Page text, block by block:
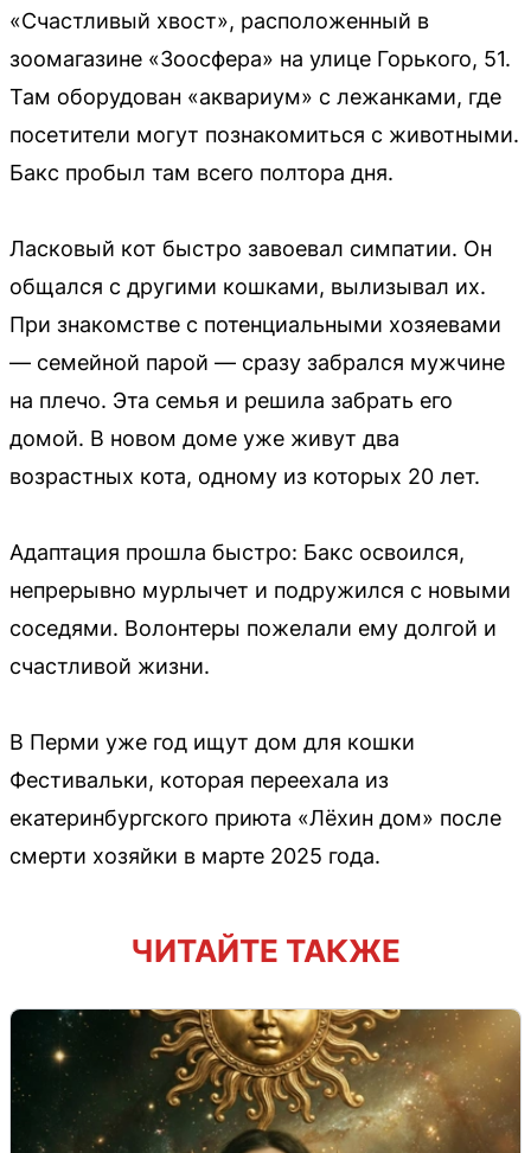
«Счастливый хвост», расположенный в
зоомагазине «Зоосфера» на улице Горького, 51.
Там оборудован «аквариум» с лежанками, где
посетители могут познакомиться с животными.
Бакс пробыл там всего полтора дня.
Ласковый кот быстро завоевал симпатии. Он
общался с другими кошками, вылизывал их.
При знакомстве с потенциальными хозяевами
— семейной парой — сразу забрался мужчине
на плечо. Эта семья и решила забрать его
домой. В новом доме уже живут два
возрастных кота, одному из которых 20 лет.
Адаптация прошла быстро: Бакс освоился,
непрерывно мурлычет и подружился с новыми
соседями. Волонтеры пожелали ему долгой и
счастливой жизни.
В Перми уже год ищут дом для кошки
Фестивальки, которая переехала из
екатеринбургского приюта «Лёхин дом» после
смерти хозяйки в марте 2025 года.
ЧИТАЙТЕ ТАКЖЕ